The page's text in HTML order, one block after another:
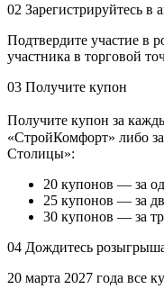
02 Зарегистрируйтесь в
Подтвердите участие в
участника в торговой
03 Получите купон
Получите купон за
«СтройКомфорт» либо
Столицы»:
20 купонов — за
25 купонов — за
30 купонов — за
04 Дождитесь
20 марта 2027 года все